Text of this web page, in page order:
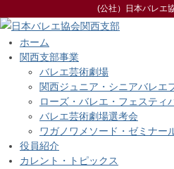
(公社）日本バレエ
ホーム
関西支部事業
バレエ芸術劇場
関西ジュニア・シニアバレエ
ローズ・バレエ・フェスティ
バレエ芸術劇場選考会
ワガノワメソード・ゼミナー
役員紹介
カレント・トピックス